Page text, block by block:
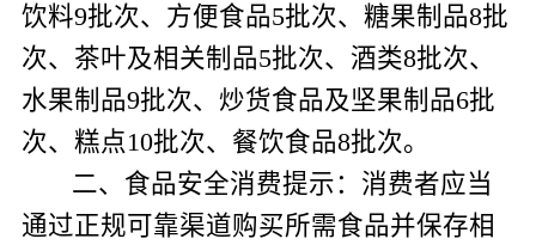
饮料9批次、方便食品5批次、糖果制品8批
次、茶叶及相关制品5批次、酒类8批次、
水果制品9批次、炒货食品及坚果制品6批
次、糕点10批次、餐饮食品8批次。
二、 食品安全消费提示： 消费者应当
通过正规可靠渠道购买所需食品并保存相